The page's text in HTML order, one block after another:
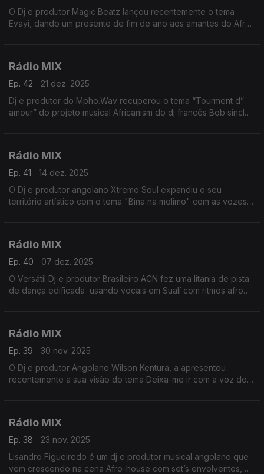
O Dj e produtor Magic Beatz lançou recentemente o tema
Evayi, dando um presente de fim de ano aos amantes do Afro
Rádio MIX
Ep. 42
21 dez. 2025
Dj e produtor do Mpho.Wav recuperou o tema “Tourment d”
amour” do projeto musical Africanism do dj francês Bob sinclair
Rádio MIX
Ep. 41
14 dez. 2025
O Dj e produtor angolano Xtremo Soul expandiu o seu
território artístico com o tema "Bina na molimo" com as vozes
Rádio MIX
Ep. 40
07 dez. 2025
O Versátil Dj e produtor Brasileiro ACN fez uma litania de pista
de dança edificada usando vocais em Sualí com ritmos afro
Rádio MIX
Ep. 39
30 nov. 2025
O Dj e produtor Angolano Wilson Kentura, a apresentou
recentemente a sua visão do tema Deixa-me ir com a voz do
Rádio MIX
Ep. 38
23 nov. 2025
Lisandro Figueiredo é um dj e produtor musical angolano que
vem crescendo na cena Afro-house com set’s envolventes,